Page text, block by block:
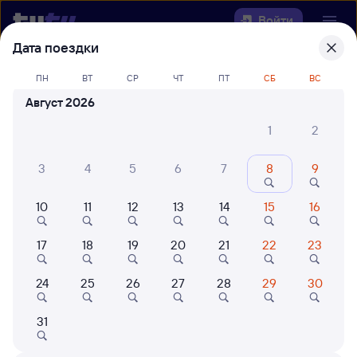
Войти
Выберите день, чтобы найтиж/д
билеты Выдрино — Ингашская
Куда
Когда
Кто едет
Найти поезда
Дата поездки
ПН ВТ СР ЧТ ПТ СБ ВС
Август 2026
1
2
3 4 5 6 7 8 9
10 11 12 13 14 15 16
17 18 19 20 21 22 23
24 25 26 27 28 29 30
31